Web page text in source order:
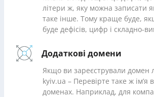
літери ж, яку можна записати
таке інше. Тому краще буде,
буде дефісів, цифр і складно-
Додаткові домени
Якщо ви зареєстрували домен
kyiv.ua – Перевірте таке ж ім’я
доменах. Наприклад, для